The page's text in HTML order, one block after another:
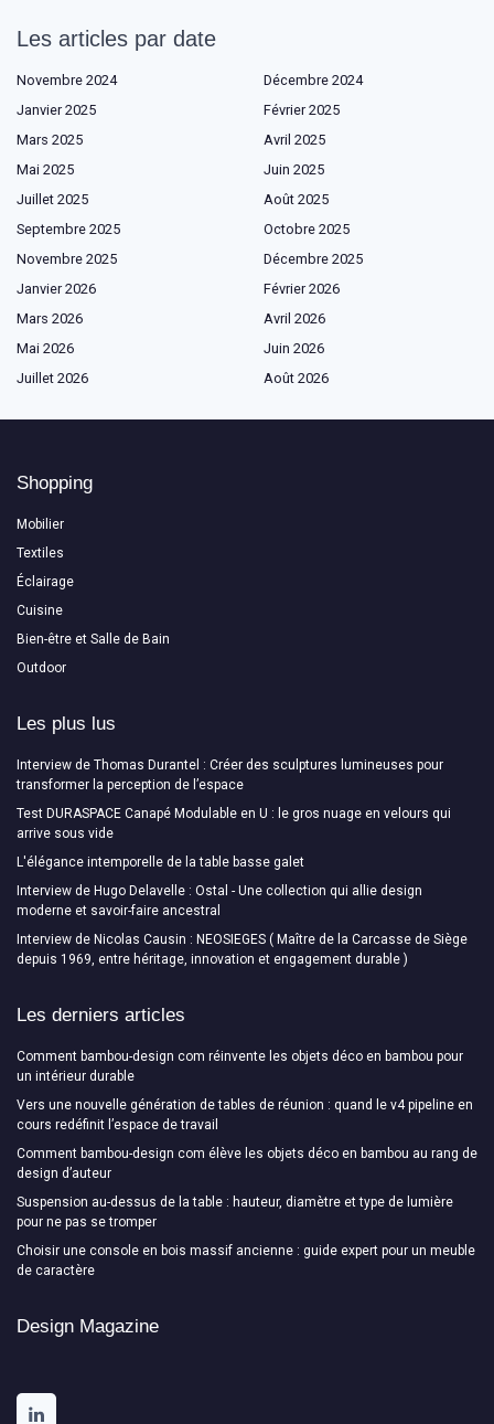
Les articles par date
Novembre 2024
Décembre 2024
Janvier 2025
Février 2025
Mars 2025
Avril 2025
Mai 2025
Juin 2025
Juillet 2025
Août 2025
Septembre 2025
Octobre 2025
Novembre 2025
Décembre 2025
Janvier 2026
Février 2026
Mars 2026
Avril 2026
Mai 2026
Juin 2026
Juillet 2026
Août 2026
Shopping
Mobilier
Textiles
Éclairage
Cuisine
Bien-être et Salle de Bain
Outdoor
Les plus lus
Interview de Thomas Durantel : Créer des sculptures lumineuses pour
transformer la perception de l’espace
Test DURASPACE Canapé Modulable en U : le gros nuage en velours qui
arrive sous vide
L'élégance intemporelle de la table basse galet
Interview de Hugo Delavelle : Ostal - Une collection qui allie design
moderne et savoir-faire ancestral
Interview de Nicolas Causin : NEOSIEGES ( Maître de la Carcasse de Siège
depuis 1969, entre héritage, innovation et engagement durable )
Les derniers articles
Comment bambou-design com réinvente les objets déco en bambou pour
un intérieur durable
Vers une nouvelle génération de tables de réunion : quand le v4 pipeline en
cours redéfinit l’espace de travail
Comment bambou-design com élève les objets déco en bambou au rang de
design d’auteur
Suspension au-dessus de la table : hauteur, diamètre et type de lumière
pour ne pas se tromper
Choisir une console en bois massif ancienne : guide expert pour un meuble
de caractère
Design Magazine